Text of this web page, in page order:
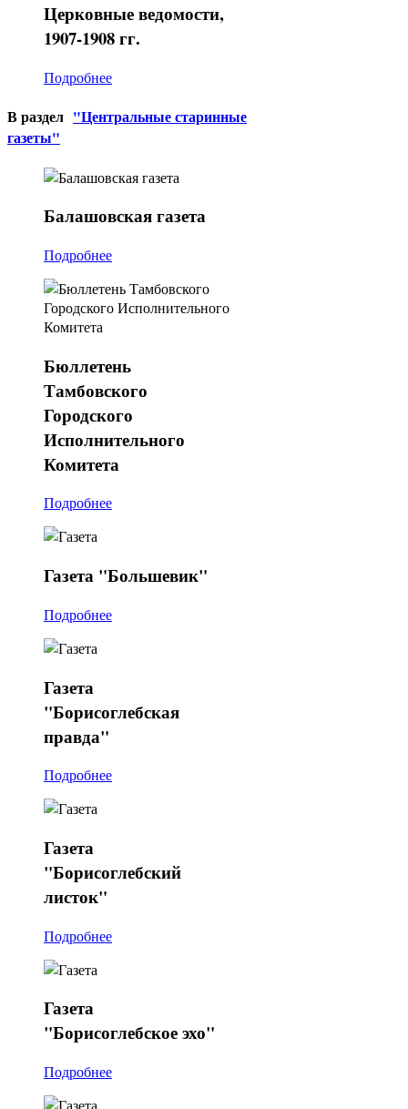
Церковныеведомости,
1907-1908 гг.
Подробнее
В раздел "Центральные старинные
газеты"
Балашовскаягазета
Подробнее
Бюллетень
Тамбовского
Городского
Исполнительного
Комитета
Подробнее
Газета "Большевик"
Подробнее
Газета
"Борисоглебская
правда"
Подробнее
Газета
"Борисоглебский
листок"
Подробнее
Газета
"Борисоглебское эхо"
Подробнее